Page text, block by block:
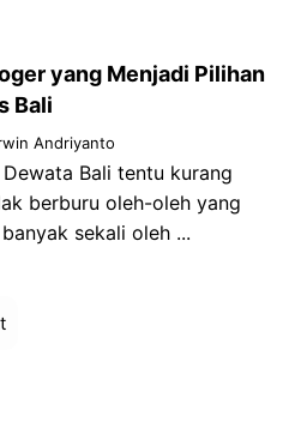
yang Menjadi Pilihan
Bali
Andriyanto
Bali tentu kurang
berburu oleh-oleh yang
sekali oleh ...